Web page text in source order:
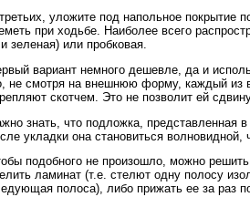
уложите под напольное покрытие
при ходьбе. Наиболее всего
зеленая) или пробковая.
вариант немного дешевле, да и
не смотря на внешнюю форму, каждый из
скотчем. Это не позволит ей
знать, что подложка, представленная
укладки она становиться
подобного не произошло, можно
ламинат (т.е. стелют одну полосу
полоса), либо прижать ее за раз